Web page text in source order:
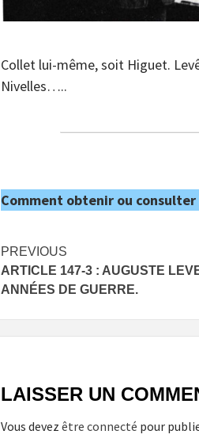
Collet lui-même, soit Higuet.
Nivelles…..
Comment obtenir ou consulter
Post
navigation
PREVIOUS
ARTICLE 147-3 : AUGUSTE
ANNÉES DE GUERRE.
LAISSER UN
Vous devez être connecté pour